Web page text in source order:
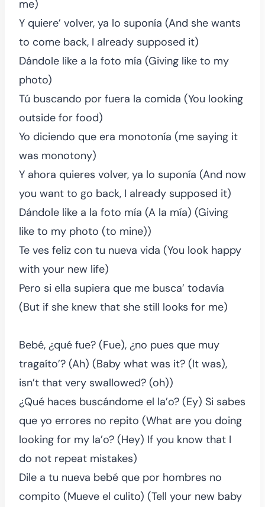
me)
Y quiere’ volver, ya lo suponía (And she wants
to come back, I already supposed it)
Dándole like a la foto mía (Giving like to my
photo)
Tú buscando por fuera la comida (You looking
outside for food)
Yo diciendo que era monotonía (me saying it
was monotony)
Y ahora quieres volver, ya lo suponía (And now
you want to go back, I already supposed it)
Dándole like a la foto mía (A la mía) (Giving
like to my photo (to mine))
Te ves feliz con tu nueva vida (You look happy
with your new life)
Pero si ella supiera que me busca’ todavía
(But if she knew that she still looks for me)
Bebé, ¿qué fue? (Fue), ¿no pues que muy
tragaíto’? (Ah) (Baby what was it? (It was),
isn’t that very swallowed? (oh))
¿Qué haces buscándome el la’o? (Ey) Si sabes
que yo errores no repito (What are you doing
looking for my la’o? (Hey) If you know that I
do not repeat mistakes)
Dile a tu nueva bebé que por hombres no
compito (Mueve el culito) (Tell your new baby